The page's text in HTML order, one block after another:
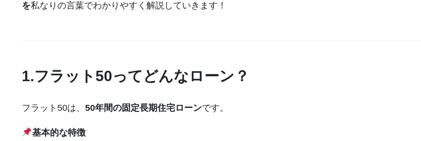
を私なりの言葉でわかりやすく解説していきます！
1.フラット50ってどんなローン？
フラット50は、 50年間の固定長期住宅ローンです。
基本的な特徴